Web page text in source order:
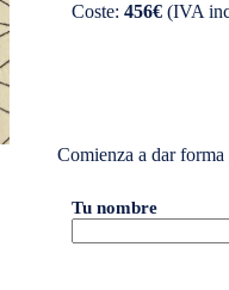
Coste: 456€(IVA
Comienza a dar forma
Tu nombre